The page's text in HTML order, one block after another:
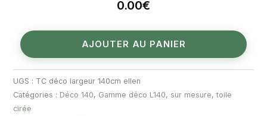
NOIR
0.00€
AJOUTER AU PANIER
UGS : TC déco largeur 140cm ellen
Catégories : Déco 140, Gamme déco L140, sur mesure,toile
cirée